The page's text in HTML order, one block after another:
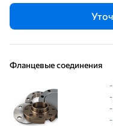
Фланцевые соединения